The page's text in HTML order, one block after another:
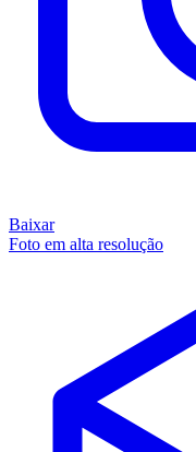
Baixar
Foto em alta resolução